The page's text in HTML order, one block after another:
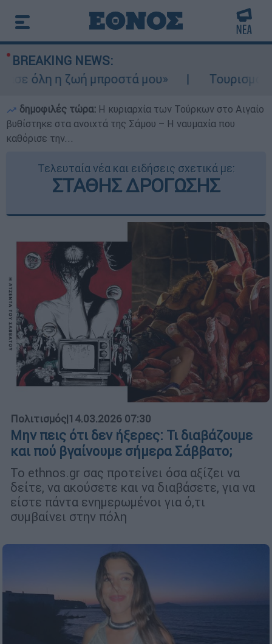
BREAKING NEWS:
η ζωή μπροστά μου»
Τουρισμός για
δημοφιλές τώρα: Η κυριαρχία των Τούρκων στο Αιγαίο
βυθίστηκε στα ανοιχτά της Σάμου – Η ναυμαχία που
καθόρισε την...
Τελευταία νέα και ειδήσεις σχετικά με:
ΣΤΑΘΗΣ ΔΡΟΓΩΣΗΣ
Πολιτισμός|14.03.2026 07:30
Μην πεις ότι δεν ήξερες: Τι διαβάζουμε
και πού βγαίνουμε σήμερα Σάββατο;
Το ethnos.gr σας προτείνει όσα αξίζει να
δείτε, να ακούσετε και να διαβάσετε, για να
είστε πάντα ενημερωμένοι για ό,τι
συμβαίνει στην πόλη